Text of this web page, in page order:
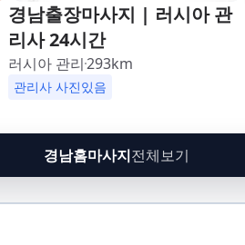
경남출장마사지 | 러시아 관
리사 24시간
러시아 관리293km
관리사 사진있음
경남홈마사지전체보기